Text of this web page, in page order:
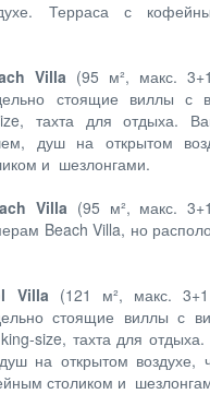
Терраса с
Villa (95 м², макс.
стоящие виллы с
тахта для отдыха.
душ на открытом
и шезлонгами.
Villa (95 м², макс.
Beach Villa, но
Villa (121 м², макс.
стоящие виллы с
size, тахта для
на открытом воздухе,
столиком и